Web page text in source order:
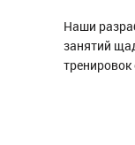
Наши
занятий
тренировок